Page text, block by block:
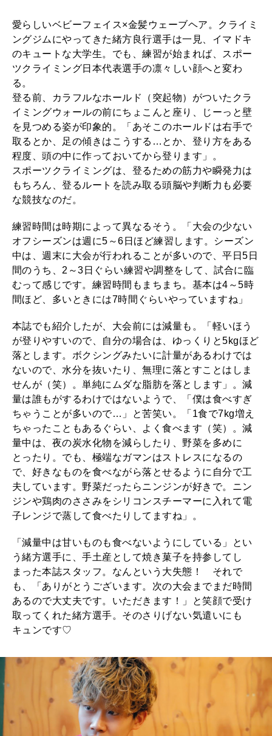
2026年4月号「未来をつくる、学びの教科書。」
2026年3月号「スイーツ予想図 2026」
2026年1月号「猫がいれば、幸せ」
2025年12月号「お酒の新常識。」
愛らしいベビーフェイス×金髪ウェーブヘア。クライミ
ングジムにやってきた緒方良行選手は一見、イマドキ
のキュートな大学生。でも、練習が始まれば、スポー
ツクライミング日本代表選手の凛々しい顔へと変わ
る。
登る前、カラフルなホールド（突起物）がついたクラ
イミングウォールの前にちょこんと座り、じーっと壁
を見つめる姿が印象的。「あそこのホールドは右手で
取るとか、足の傾きはこうする…とか、登り方をある
程度、頭の中に作っておいてから登ります」。
スポーツクライミングは、登るための筋力や瞬発力は
もちろん、登るルートを読み取る頭脳や判断力も必要
な競技なのだ。
練習時間は時期によって異なるそう。「大会の少ない
オフシーズンは週に5～6日ほど練習します。シーズン
中は、週末に大会が行われることが多いので、平日5日
間のうち、2～3日ぐらい練習や調整をして、試合に臨
むって感じです。練習時間もまちまち。基本は4～5時
間ほど、多いときには7時間ぐらいやっていますね」
本誌でも紹介したが、大会前には減量も。「軽いほう
が登りやすいので、自分の場合は、ゆっくりと5kgほど
落とします。ボクシングみたいに計量があるわけでは
ないので、水分を抜いたり、無理に落とすことはしま
せんが（笑）。単純にムダな脂肪を落とします」。減
量は誰もがするわけではないようで、「僕は食べすぎ
ちゃうことが多いので…」と苦笑い。「1食で7kg増え
ちゃったこともあるぐらい、よく食べます（笑）。減
量中は、夜の炭水化物を減らしたり、野菜を多めに
とったり。でも、極端なガマンはストレスになるの
で、好きなものを食べながら落とせるように自分で工
夫しています。野菜だったらニンジンが好きで。ニン
ジンや鶏肉のささみをシリコンスチーマーに入れて電
子レンジで蒸して食べたりしてますね」。
「減量中は甘いものも食べないようにしている」とい
う緒方選手に、手土産として焼き菓子を持参してし
まった本誌スタッフ。なんという大失態！ それで
も、「ありがとうございます。次の大会までまだ時間
あるので大丈夫です。いただきます！」と笑顔で受け
取ってくれた緒方選手。そのさりげない気遣いにも
キュンです♡